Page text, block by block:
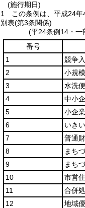
(施行期日)
1
この条例は、平成24年
別表(第3条関係)
(平24条例14・一
番号
1
競争
2
小規
3
水洗
4
中小
5
小企
6
いき
7
普通
8
まち
9
まち
10
市営
11
合併
12
地域